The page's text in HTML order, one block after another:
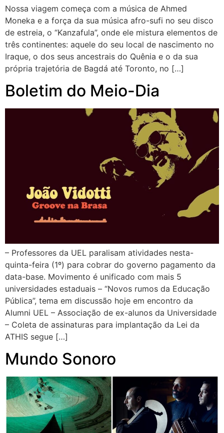
Nossa viagem começa com a música de Ahmed
Moneka e a força da sua música afro-sufi no seu disco
de estreia, o “Kanzafula”, onde ele mistura elementos de
três continentes: aquele do seu local de nascimento no
Iraque, o dos seus ancestrais do Quênia e o da sua
própria trajetória de Bagdá até Toronto, no […]
Boletim do Meio-Dia
– Professores da UEL paralisam atividades nesta-
quinta-feira (1º) para cobrar do governo pagamento da
data-base. Movimento é unificado com mais 5
universidades estaduais – “Novos rumos da Educação
Pública”, tema em discussão hoje em encontro da
Alumni UEL – Associação de ex-alunos da Universidade
– Coleta de assinaturas para implantação da Lei da
ATHIS segue […]
Mundo Sonoro